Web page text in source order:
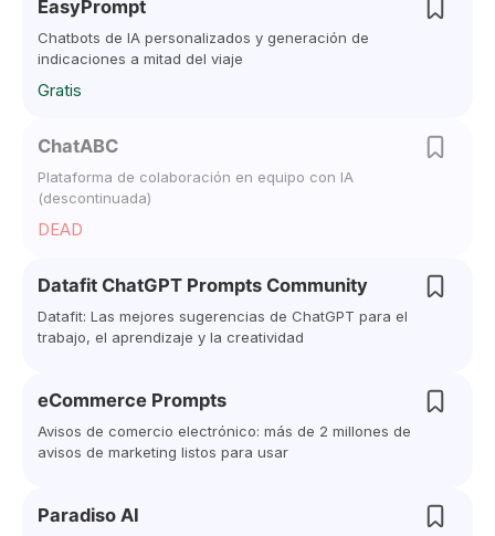
EasyPrompt
Chatbots de IA personalizados y generación de
indicaciones a mitad del viaje
Gratis
ChatABC
Plataforma de colaboración en equipo con IA
(descontinuada)
DEAD
Datafit ChatGPT Prompts Community
Datafit: Las mejores sugerencias de ChatGPT para el
trabajo, el aprendizaje y la creatividad
eCommerce Prompts
Avisos de comercio electrónico: más de 2 millones de
avisos de marketing listos para usar
Paradiso AI